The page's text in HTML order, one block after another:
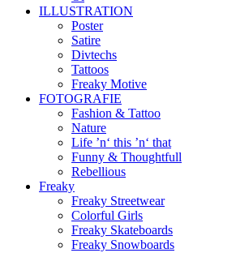
ILLUSTRATION
Poster
Satire
Divtechs
Tattoos
Freaky Motive
FOTOGRAFIE
Fashion & Tattoo
Nature
Life ’n‘ this ’n‘ that
Funny & Thoughtfull
Rebellious
Freaky
Freaky Streetwear
Colorful Girls
Freaky Skateboards
Freaky Snowboards